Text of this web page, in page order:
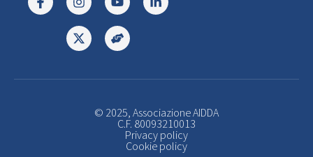
© 2025, Associazione AIDDA
C.F. 80093210013
Privacy policy
Cookie policy